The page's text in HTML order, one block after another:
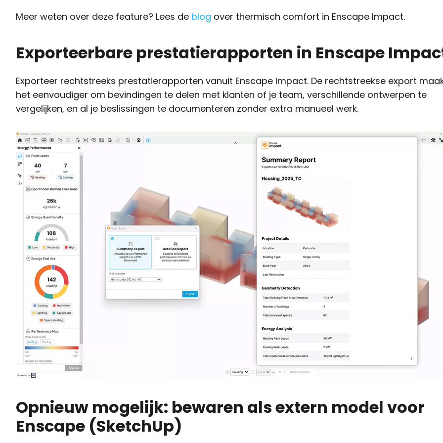
Meer weten over deze feature? Lees de blog over thermisch comfort in Enscape Impact.
Exporteerbare prestatierapporten in Enscape
Exporteer rechtstreeks prestatierapporten vanuit Enscape Impact. De rechtstreekse export
het eenvoudiger om bevindingen te delen met klanten of je team, verschillende ontwerpen te
vergelijken, en al je beslissingen te documenteren zonder extra manueel werk.
Opnieuw mogelijk: bewaren als extern model voor
Enscape (SketchUp)